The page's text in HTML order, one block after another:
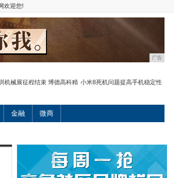
欢迎您!
广告
机械展征程结束 博德高科精 小米8死机问题提高手机稳定性
金融 微商